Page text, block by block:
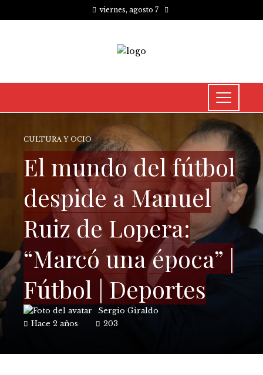
viernes, agosto 7
CULTURA Y OCIO
El mundo del fútbol
despide a Manuel
Ruiz de Lopera:
“Marcó una época” |
Fútbol | Deportes
Sergio Giraldo
Hace 2 años
203